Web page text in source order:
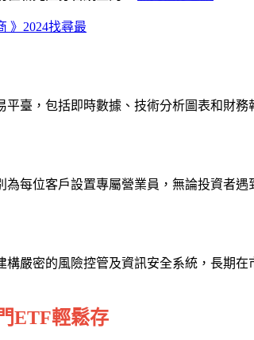
臺，包括即時數據、技術分析圖表和財
每位客戶設置專屬營業員，無論投資者遇
嚴密的風險控管及資訊安全系統，長期
ETF輕鬆存